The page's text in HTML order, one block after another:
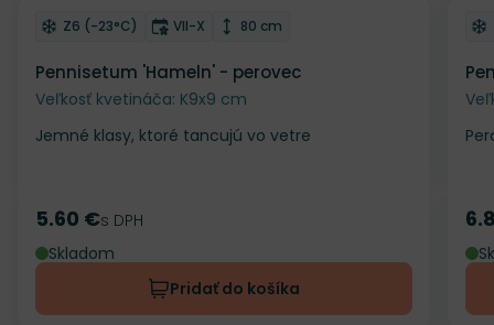
Odober do zoznamu želaní
Mrazuvzdornosť
Z6 (-23°C) Doba kvitnutia
VII-X Výška rastliny
80 cm
Pennisetum 'Hameln' - perovec
Veľkosť kvetináča: K9x9 cm
Jemné klasy, ktoré tancujú vo vetre
Cena
5.60 €s DPH
Skladom
Pridať do košíka